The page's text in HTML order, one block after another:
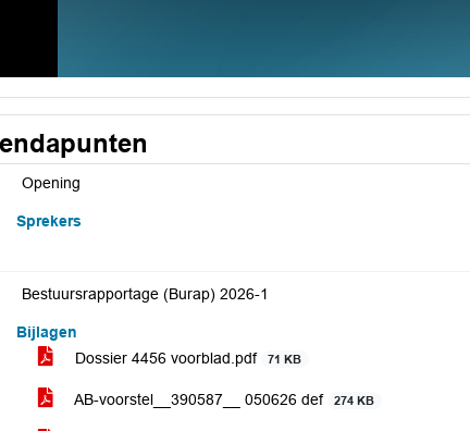
Opening
Sprekers
Bestuursrapportage (Burap) 2026-1
Bijlagen
Dossier 4456 voorblad.pdf
71 KB
AB-voorstel__390587__ 050626 def 274 KB